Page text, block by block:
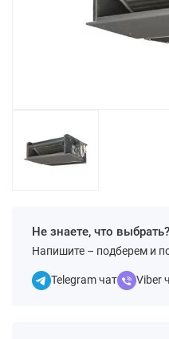
Не знаете, что выбрать?
Напишите – подберем и
Telegram чат Viber